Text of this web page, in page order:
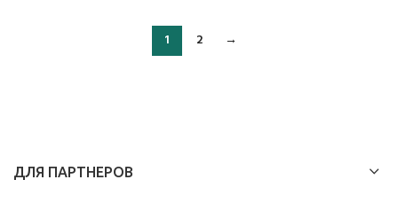
1 2 →
ДЛЯ ПАРТНЕРОВ